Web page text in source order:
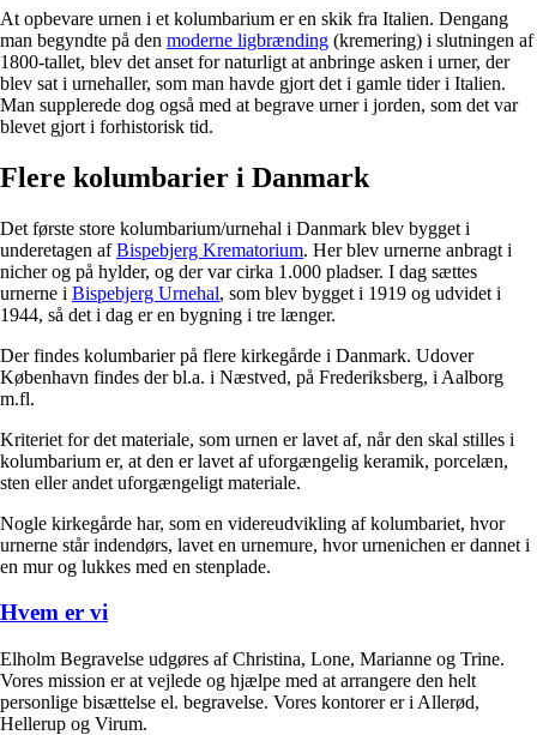
At opbevare urnen i et kolumbarium er en skik fra Italien. Dengang
man begyndte på den moderne ligbrænding (kremering) i slutningen af
1800-tallet, blev det anset for naturligt at anbringe asken i urner, der
blev sat i urnehaller, som man havde gjort det i gamle tider i Italien.
Man supplerede dog også med at begrave urner i jorden, som det var
blevet gjort i forhistorisk tid.
Flere kolumbarier i Danmark
Det første store kolumbarium/urnehal i Danmark blev bygget i
underetagen afBispebjerg Krematorium. Her blev urnerne anbragt i
nicher og på hylder, og der var cirka 1.000 pladser. I dag sættes
urnerne i Bispebjerg Urnehal, som blev bygget i 1919 og udvidet i
1944, så det i dag er en bygning i tre længer.
Der findes kolumbarier på flere kirkegårde i Danmark. Udover
København findes der bl.a. i Næstved, på Frederiksberg, i Aalborg
m.fl.
Kriteriet for det materiale, som urnen er lavet af, når den skal stilles i
kolumbarium er, at den er lavet af uforgængelig keramik, porcelæn,
sten eller andet uforgængeligt materiale.
Nogle kirkegårde har, som en videreudvikling af kolumbariet, hvor
urnerne står indendørs, lavet en urnemure, hvor urnenichen er dannet i
en mur og lukkes med en stenplade.
Hvem er vi
Elholm Begravelse udgøres af Christina, Lone, Marianne og Trine.
Vores mission er at vejlede og hjælpe med at arrangere den helt
personlige bisættelse el. begravelse. Vores kontorer er i Allerød,
Hellerup og Virum.